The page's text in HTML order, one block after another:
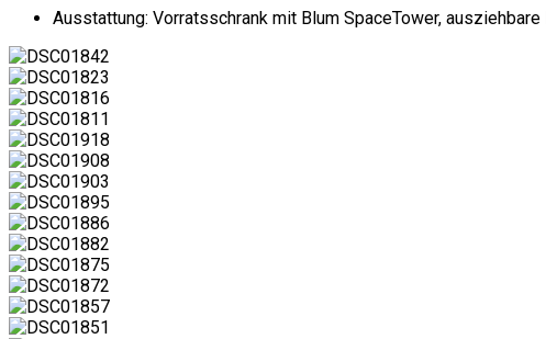
Ausstattung: Vorratsschrank mit Blum SpaceTower,